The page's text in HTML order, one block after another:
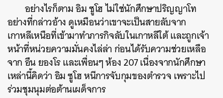
อย่างไรก็ตาม อิม ซูโฮ ไม่ใช่นักศึกษาปริญญาโท
อย่างที่กล่าวอ้าง ดูเหมือนว่าเขาจะเป็นสายลับจาก
เกาหลีเหนือที่เข้ามาทำภารกิจลับในเกาหลีใต้ และถูกเจ้า
หน้าที่หน่วยความมั่นคงไล่ล่า ก่อนได้รับความช่วยเหลือ
จาก อึน ยองโร และเพื่อนๆ ห้อง 207 เนื่องจากนักศึกษา
เหล่านี้คิดว่า อิม ซูโฮ หนีการจับกุมของตำรวจ เพราะไป
ร่วมชุมนุมต่อต้านเผด็จการ